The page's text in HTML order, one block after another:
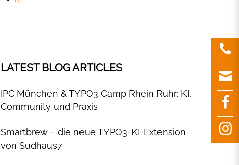
LATEST BLOG ARTICLES
IPC München & TYPO3 Camp Rhein Ruhr: KI,
Community und Praxis
Smartbrew – die neue TYPO3-KI-Extension
von Sudhaus7